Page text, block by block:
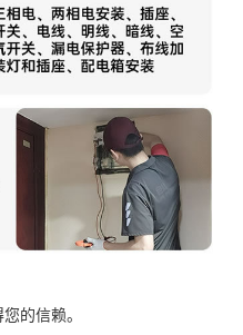
的信赖。